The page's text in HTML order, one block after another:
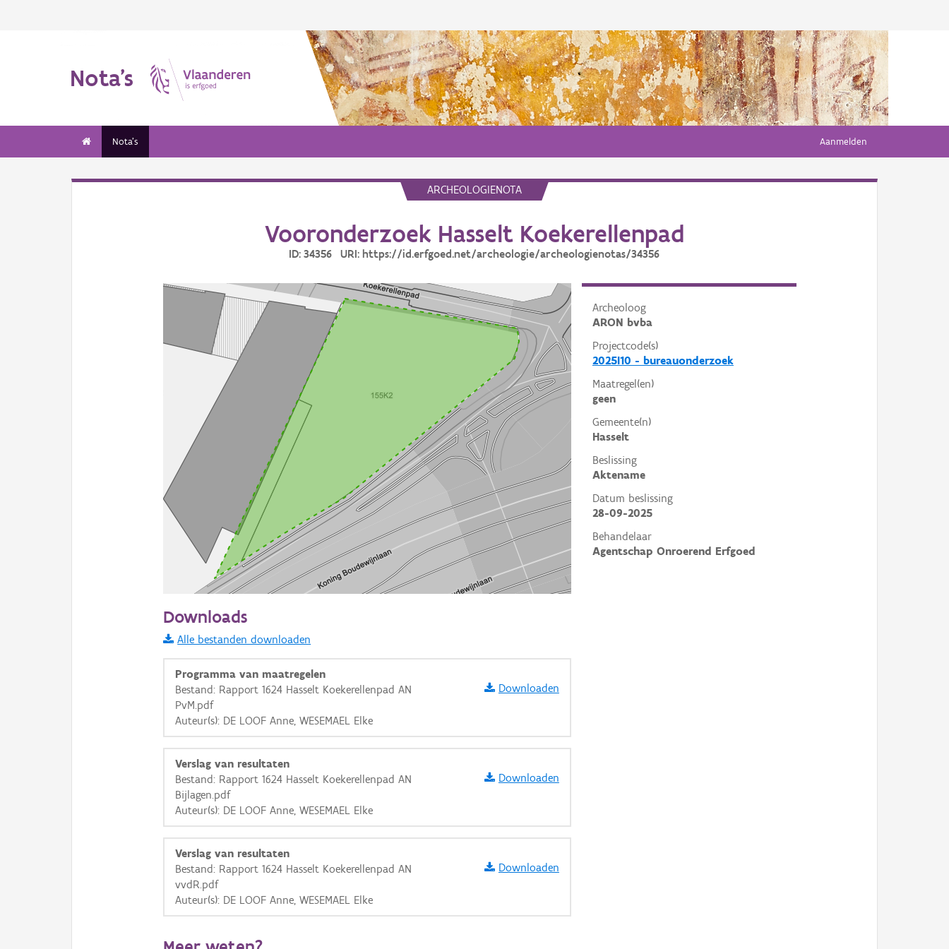
Nota's
Nota's Aanmelden
ARCHEOLOGIENOTA
Vooronderzoek Hasselt Koekerellenpad
ID: 34356 URI: https://id.erfgoed.net/archeologie/archeologienotas/34356
Archeoloog
ARON bvba
Projectcode(s)
2025I10 - bureauonderzoek
Maatregel(en)
geen
Gemeente(n)
Hasselt
Beslissing
Aktename
Datum beslissing
28-09-2025
Behandelaar
Agentschap Onroerend Erfgoed
Informatie Vlaanderen
i
+
Basis Lagen
Ortho
GRB-Basiskaart
Downloads
Alle bestanden downloaden
Programma van maatregelen
Bestand: Rapport 1624 Hasselt Koekerellenpad AN
PvM.pdf
Auteur(s): DE LOOF Anne, WESEMAEL Elke
Downloaden
Verslag van resultaten
Bestand: Rapport 1624 Hasselt Koekerellenpad AN
Bijlagen.pdf
Auteur(s): DE LOOF Anne, WESEMAEL Elke
Downloaden
Verslag van resultaten
Bestand: Rapport 1624 Hasselt Koekerellenpad AN
vvdR.pdf
Auteur(s): DE LOOF Anne, WESEMAEL Elke
Downloaden